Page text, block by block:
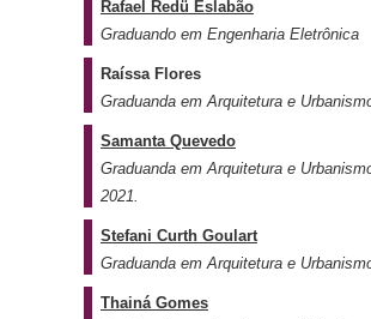
Rafael Redü Eslabão
Graduando em Engenharia Eletrônica
Raíssa Flores
Graduanda em Arquitetura e
Samanta Quevedo
Graduanda em Arquitetura e
2021.
Stefani Curth Goulart
Graduanda em Arquitetura e
Thainá Gomes